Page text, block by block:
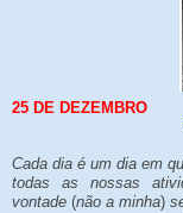
25 DE DEZEMBRO
Cada dia é um dia em
todas as nossas
vontade (não a minha)